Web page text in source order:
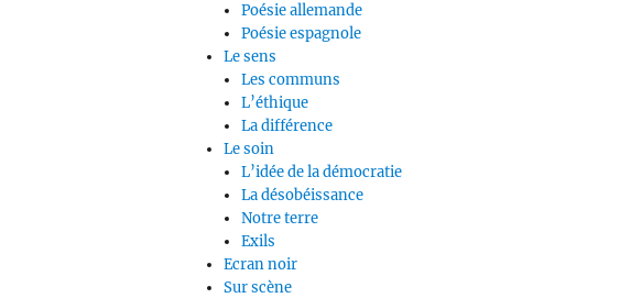
Poésie allemande
Poésie espagnole
Le sens
Les communs
L’éthique
La différence
Le soin
L’idée de la démocratie
La désobéissance
Notre terre
Exils
Ecran noir
Sur scène